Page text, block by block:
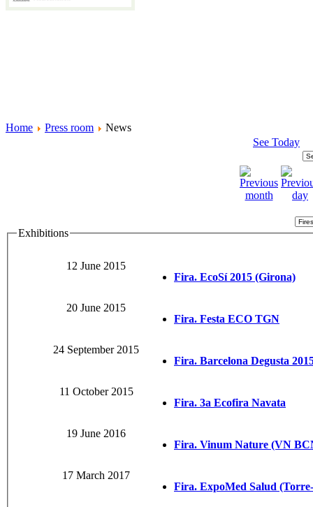
Home Press room
News
See Today
Exhibitions
12 June 2015
Fira. EcoSí 2015 (Girona)
20 June 2015
Fira. Festa ECO TGN
24 September 2015
Fira. Barcelona Degusta
11 October 2015
Fira. 3a Ecofira Navata
19 June 2016
Fira. Vinum Nature (VN
17 March 2017
Fira. ExpoMed Salud